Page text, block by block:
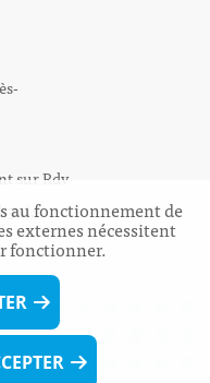
sur Rdv
au fonctionnement de
externes nécessitent
fonctionner.